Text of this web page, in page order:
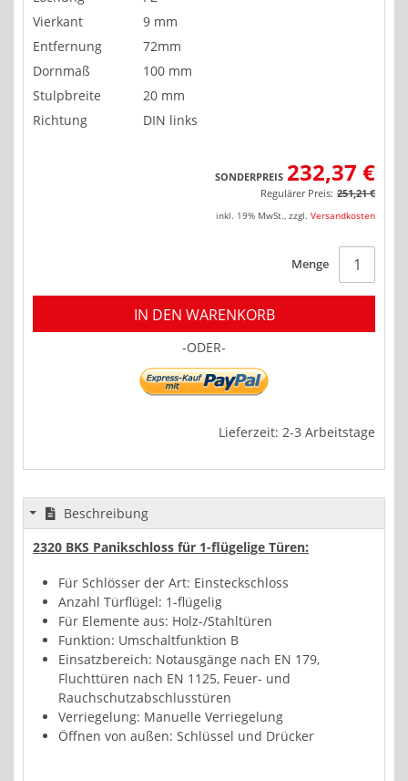
Vierkant
9 mm
Entfernung
72mm
Dornmaß
100 mm
Stulpbreite
20 mm
Richtung
DIN links
SONDERPREIS 232,37 €
Regulärer Preis: 251,21 €
inkl. 19% MwSt., zzgl. Versandkosten
Menge
IN DEN WARENKORB
-ODER-
Lieferzeit: 2-3 Arbeitstage
Beschreibung
2320 BKS Panikschloss für 1-flügelige Türen:
Für Schlösser der Art: Einsteckschloss
Anzahl Türflügel: 1-flügelig
Für Elemente aus: Holz-/Stahltüren
Funktion: Umschaltfunktion B
Einsatzbereich: Notausgänge nach EN 179,
Fluchttüren nach EN 1125, Feuer- und
Rauchschutzabschlusstüren
Verriegelung: Manuelle Verriegelung
Öffnen von außen: Schlüssel und Drücker